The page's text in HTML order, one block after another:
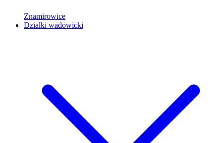
Znamirowice
Działki wadowicki